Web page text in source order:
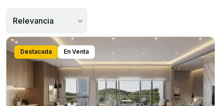
Relevancia
Destacada En Venta